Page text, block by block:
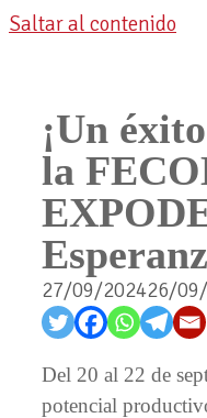
Saltar al contenido
¡Un
la
27/09/202426/
Del 20 al 22 de
potencial